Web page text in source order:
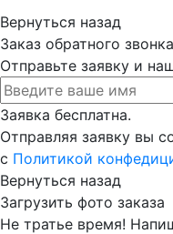
Вернуться назад
Заказ обратного звонка
Отправьте заявку и
Заявка бесплатна.
Отправляя заявку вы
с Политикой
Вернуться назад
Загрузить фото заказа
Не тратье время!